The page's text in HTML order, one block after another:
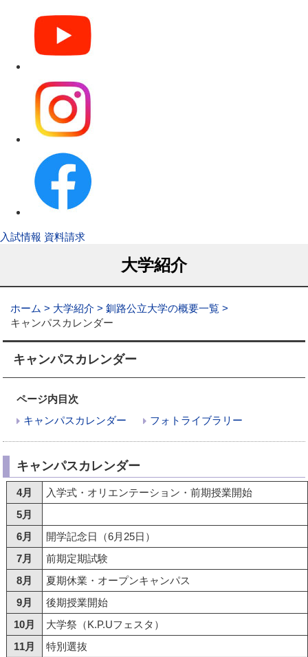
入試情報 資料請求
大学紹介
ホーム 大学紹介
釧路公立大学の概要一覧
キャンパスカレンダー
キャンパスカレンダー
ページ内目次
キャンパスカレンダー
フォトライブラリー
キャンパスカレンダー
4月
入学式・オリエンテーション・前期授業開始
5月
6月
開学記念日（6月25日）
7月
前期定期試験
8月
夏期休業・オープンキャンパス
9月
後期授業開始
10月
大学祭（K.P.Uフェスタ）
11月
特別選抜